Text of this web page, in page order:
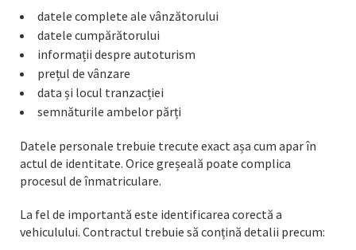
datele complete ale vânzătorului
datele cumpărătorului
informații despre autoturism
prețul de vânzare
data și locul tranzacției
semnăturile ambelor părți
Datele personale trebuie trecute exact așa cum apar în
actul de identitate. Orice greșeală poate complica
procesul de înmatriculare.
La fel de importantă este identificarea corectă a
vehiculului. Contractul trebuie să conțină detalii precum: